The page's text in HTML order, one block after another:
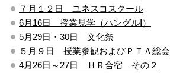
７月１２日 ユネスコスクール
6月16日 授業見学（ハングルⅠ）
5月29日・30日 文化祭
５月９日 授業参観およびＰＴＡ総会
4月26日～27日 ＨＲ合宿 その２